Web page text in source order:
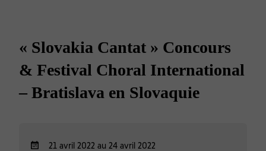
« Slovakia Cantat » Concours
& Festival Choral International
– Bratislava en Slovaquie
21 avril 2022 au 24 avril 2022